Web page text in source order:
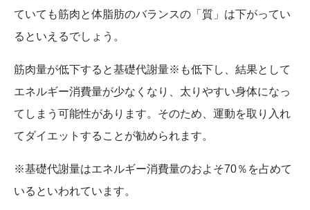
ていても筋肉と体脂肪のバランスの「質」は下がってい
るといえるでしょう。
筋肉量が低下すると基礎代謝量※も低下し、結果として
エネルギー消費量が少なくなり、太りやすい身体になっ
てしまう可能性があります。 そのため、運動を取り入れ
てダイエットすることが勧められます。
※基礎代謝量はエネルギー消費量のおよそ70％を占めて
いるといわれています。